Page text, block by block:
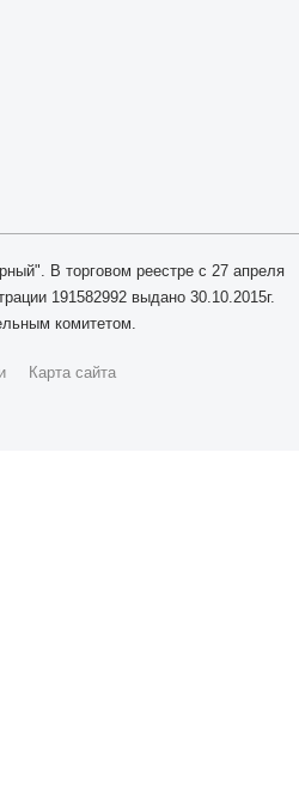
В торговом реестре с 27 апреля
191582992 выдано 30.10.2015г.
комитетом.
Карта сайта